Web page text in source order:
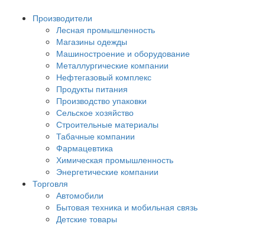
Производители
Лесная промышленность
Магазины одежды
Машиностроение и оборудование
Металлургические компании
Нефтегазовый комплекс
Продукты питания
Производство упаковки
Сельское хозяйство
Строительные материалы
Табачные компании
Фармацевтика
Химическая промышленность
Энергетические компании
Торговля
Автомобили
Бытовая техника и мобильная связь
Детские товары